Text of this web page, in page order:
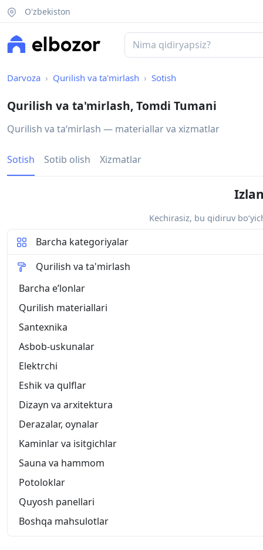
O'zbekiston
Darvoza Qurilish va ta'mirlash Sotish
Qurilish va ta'mirlash, Tomdi Tumani
Qurilish va taʻmirlash — materiallar va xizmatlar
Sotish Sotib olish Xizmatlar
Kechirasiz, bu qidiruv
Barcha kategoriyalar
Qurilish va ta'mirlash
Barcha eʼlonlar
Qurilish materiallari
Santexnika
Asbob-uskunalar
Elektrchi
Eshik va qulflar
Dizayn va arxitektura
Derazalar, oynalar
Kaminlar va isitgichlar
Sauna va hammom
Potoloklar
Quyosh panellari
Boshqa mahsulotlar